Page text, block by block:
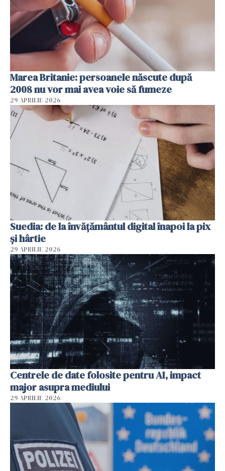
Marea Britanie: persoanele născute după
2008 nu vor mai avea voie să fumeze
29 APRILIE 2026
Suedia: de la învățământul digital înapoi la pix
și hârtie
29 APRILIE 2026
Centrele de date folosite pentru AI, impact
major asupra mediului
29 APRILIE 2026